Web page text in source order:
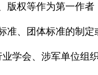
版权等作为第一作
准、团体标准的制定
学会、涉军单位组